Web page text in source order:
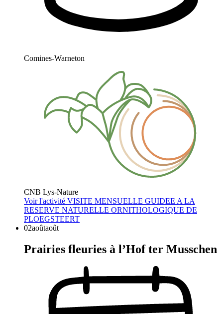
Comines-Warneton
CNB Lys-Nature
Voir l'activité VISITE MENSUELLE GUIDEE A LA
RESERVE NATURELLE ORNITHOLOGIQUE DE
PLOEGSTEERT
02aoûtaoût
Prairies fleuries à l’Hof ter Musschen